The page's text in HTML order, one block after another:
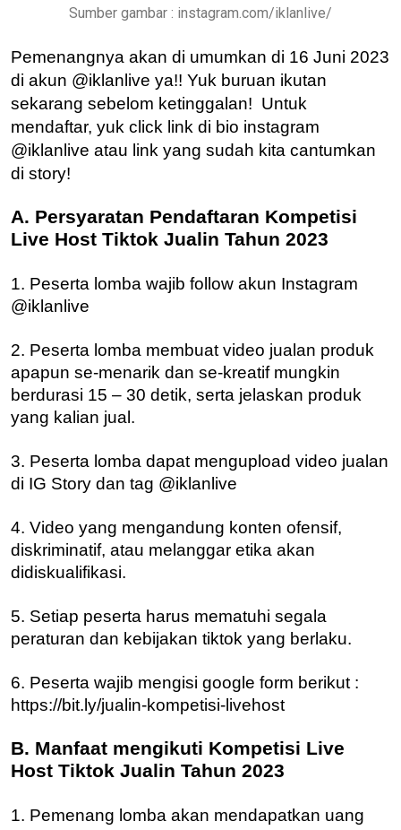
Sumber gambar : instagram.com/iklanlive/
Pemenangnya akan di umumkan di 16 Juni 2023
di akun @iklanlive ya!! Yuk buruan ikutan
sekarang sebelom ketinggalan! Untuk
mendaftar, yuk click link di bio instagram
@iklanlive atau link yang sudah kita cantumkan
di story!
A. Persyaratan Pendaftaran Kompetisi
Live Host Tiktok Jualin Tahun 2023
1. Peserta lomba wajib follow akun Instagram
@iklanlive
2. Peserta lomba membuat video jualan produk
apapun se-menarik dan se-kreatif mungkin
berdurasi 15 – 30 detik, serta jelaskan produk
yang kalian jual.
3. Peserta lomba dapat mengupload video jualan
di IG Story dan tag @iklanlive
4. Video yang mengandung konten ofensif,
diskriminatif, atau melanggar etika akan
didiskualifikasi.
5. Setiap peserta harus mematuhi segala
peraturan dan kebijakan tiktok yang berlaku.
6. Peserta wajib mengisi google form berikut :
https://bit.ly/jualin-kompetisi-livehost
B. Manfaat mengikuti Kompetisi Live
Host Tiktok Jualin Tahun 2023
1. Pemenang lomba akan mendapatkan uang